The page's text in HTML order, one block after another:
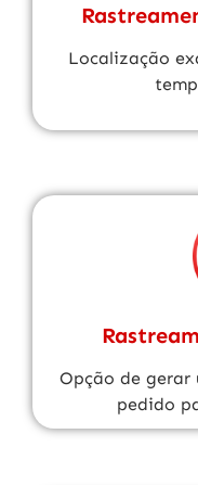
Localização
Opção de gerar
pedido